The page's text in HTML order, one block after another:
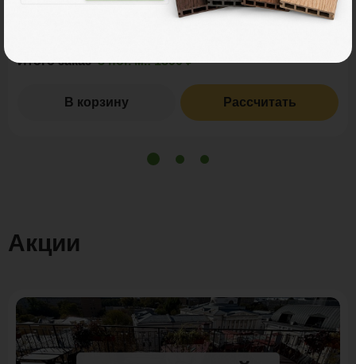
Итого заказ 3 пог. м.: 1890 ₽
В корзину Рассчитать
Акции